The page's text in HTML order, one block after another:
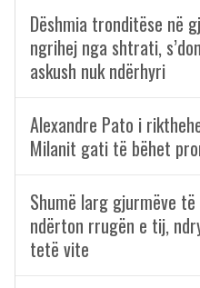
Dëshmia tronditëse në
ngrihej nga shtrati,
askush nuk ndërhyri
Alexandre Pato i
Milanit gati të bëhet
Shumë larg gjurmëve
ndërton rrugën e tij,
tetë vite